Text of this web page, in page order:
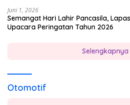
Juni 1, 2026
Semangat Hari Lahir Pancasila,
Upacara Peringatan Tahun 2026
Selengkapnya
Otomotif